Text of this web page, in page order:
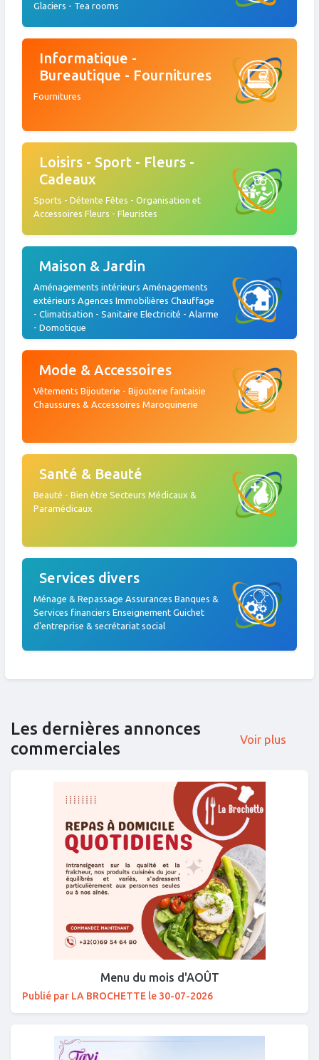
Glaciers - Tea rooms
Informatique -
Bureautique - Fournitures
Fournitures
Loisirs - Sport - Fleurs -
Cadeaux
Sports - Détente Fêtes - Organisation et
Accessoires Fleurs - Fleuristes
Maison & Jardin
Aménagements intérieurs Aménagements
extérieurs Agences Immobilières Chauffage
- Climatisation - Sanitaire Electricité - Alarme
- Domotique
Mode & Accessoires
Vêtements Bijouterie - Bijouterie fantaisie
Chaussures & Accessoires Maroquinerie
Santé & Beauté
Beauté - Bien être Secteurs Médicaux &
Paramédicaux
Services divers
Ménage & Repassage Assurances Banques &
Services financiers Enseignement Guichet
d'entreprise & secrétariat social
Les dernières annonces
commerciales
Voir plus
Menu du mois d'AOÛT
Publié par LA BROCHETTE le 30-07-2026